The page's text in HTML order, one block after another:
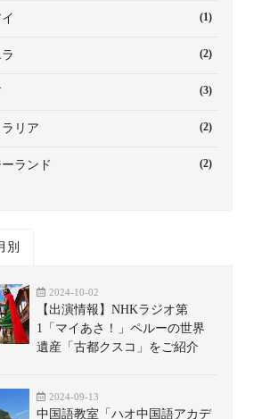
(1)
(2)
(3)
リア (2)
ランド (2)
別
2024-10-02
【出演情報】NHKラジオ第
1「マイあさ！」ペルーの世界
遺産「古都クスコ」をご紹介
2024-09-13
中国語教室「ハオ中国語アカデ